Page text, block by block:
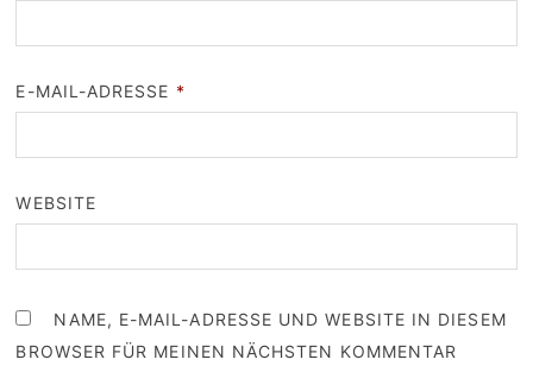
E-MAIL-ADRESSE *
WEBSITE
NAME, E-MAIL-ADRESSE UND WEBSITE IN DIESEM
BROWSER FÜR MEINEN NÄCHSTEN KOMMENTAR